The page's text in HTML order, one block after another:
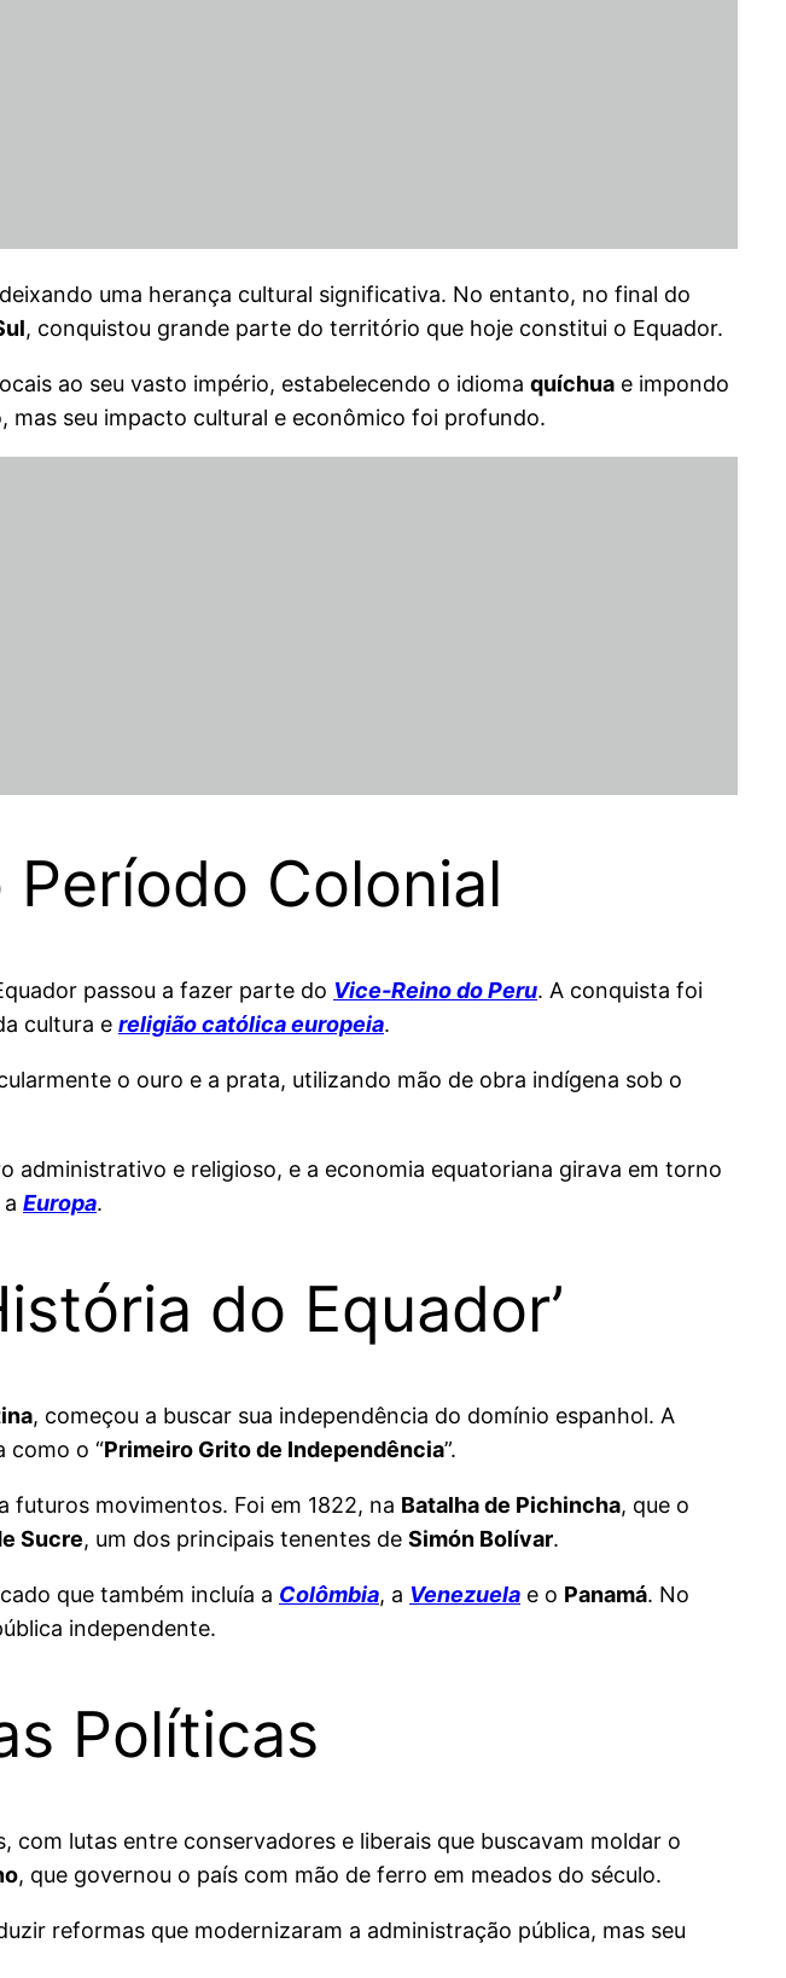
uma herança cultural significativa. No entanto, no final do
, conquistou grande parte do território que hoje constitui o Equador.
ao seu vasto império, estabelecendo o idioma quíchua e impondo
mas seu impacto cultural e econômico foi profundo.
Colonial
passou a fazer parte do Vice-Reino do Peru. A conquista foi
cultura e religião católica europeia.
o ouro e a prata, utilizando mão de obra indígena sob o
administrativo e religioso, e a economia equatoriana girava em torno
Europa.
do Equador’
, começou a buscar sua independência do domínio espanhol. A
como o “Primeiro Grito de Independência”.
futuros movimentos. Foi em 1822, na Batalha de Pichincha, que o
Sucre, um dos principais tenentes de Simón Bolívar.
que também incluía a Colômbia, a Venezuela e o Panamá. No
independente.
Políticas
lutas entre conservadores e liberais que buscavam moldar o
, que governou o país com mão de ferro em meados do século.
reformas que modernizaram a administração pública, mas seu